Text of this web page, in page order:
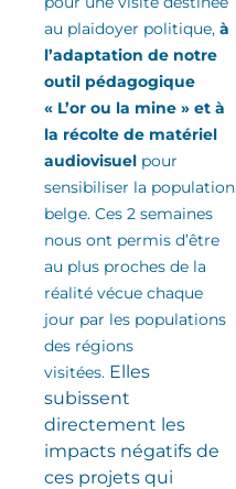
au plaidoyer politique, à
l’adaptation de notre
outil pédagogique
« L’or ou la mine » et à
la récolte de matériel
audiovisuel pour
sensibiliser la population
belge. Ces 2 semaines
nous ont permis d’être
au plus proches de la
réalité vécue chaque
jour par les populations
des régions
visitées. Elles
subissent
directement les
impacts négatifs de
ces projets qui